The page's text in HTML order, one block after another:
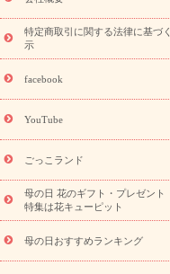
フト・プレゼント特集
敬
ペーン
「きょう誕生日な
探す
誕生日フラワーギ
日フラワーギフト商品一覧
誕生花(トルコキキョウ)
ギフト
用途から探す お祝いの
一覧
お祝い
結婚記念日
結婚祝い
祝い・長寿祝い
プチギフト
元・暑中見舞い
敬老の日
お供え
お供え・お悔や
十九日法要以降に贈る花
特定商取引に関する法律に基づ
示
facebook
YouTube
ごっこランド
母の日 花のギフト・プレゼント
特集は花キューピット
母の日おすすめランキング